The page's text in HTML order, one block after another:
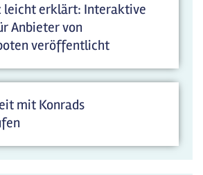
leicht erklärt: Interaktive
Anbieter von
veröffentlicht
mit Konrads